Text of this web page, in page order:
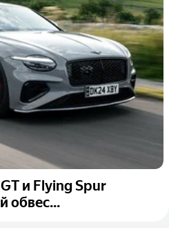
и Flying Spur
обвес...